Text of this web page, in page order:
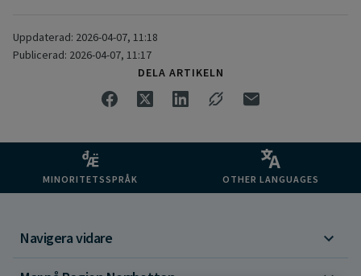
Uppdaterad: 2026-04-07, 11:18
Publicerad: 2026-04-07, 11:17
DELA ARTIKELN
MINORITETSSPRÅK OTHER LANGUAGES
Navigera vidare